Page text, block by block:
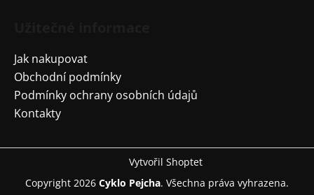
Jak nakupovat
Obchodní podmínky
Podmínky ochrany osobních údajů
Kontakty
Vytvořil Shoptet
Copyright 2026 Cyklo Pejcha. Všechna práva vyhrazena.